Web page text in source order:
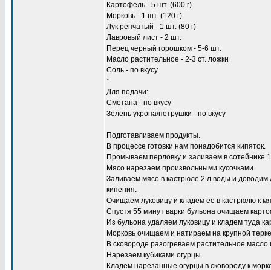
Картофель - 5 шт. (600 г)
Морковь - 1 шт. (120 г)
Лук репчатый - 1 шт. (80 г)
Лавровый лист - 2 шт.
Перец черный горошком - 5-6 шт.
Масло растительное - 2-3 ст. ложки
Соль - по вкусу
*
Для подачи:
Сметана - по вкусу
Зелень укропа/петрушки - по вкусу
Подготавливаем продукты.
В процессе готовки нам понадобится кипяток.
Промываем перловку и заливаем в сотейнике
Мясо нарезаем произвольными кусочками.
Заливаем мясо в кастрюле 2 л воды и
кипения.
Очищаем луковицу и кладем ее в кастрюлю к
Спустя 55 минут варки бульона очищаем
Из бульона удаляем луковицу и кладем туда
Морковь очищаем и натираем на крупной
В сковороде разогреваем растительное
Нарезаем кубиками огурцы.
Кладем нарезанные огурцы в сковороду к